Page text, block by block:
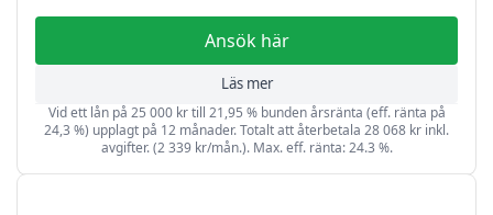
Ansök här
Läs mer
Vid ett lån på 25 000 kr till 21,95 % bunden årsränta (eff. ränta på
24,3 %) upplagt på 12 månader. Totalt att återbetala 28 068 kr inkl.
avgifter. (2 339 kr/mån.). Max. eff. ränta: 24.3 %.